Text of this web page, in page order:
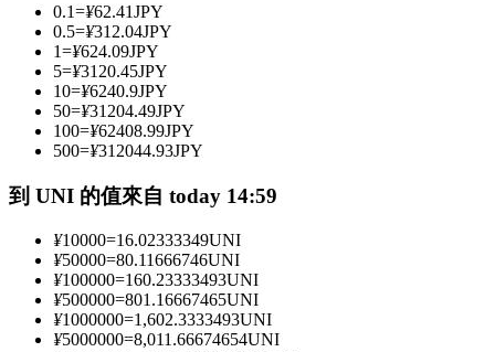
成為跟單交易員
0.1=¥62.41JPY
0.5=¥312.04JPY
1=¥624.09JPY
5=¥3120.45JPY
10=¥6240.9JPY
50=¥31204.49JPY
100=¥62408.99JPY
500=¥312044.93JPY
到 UNI 的值來自 today 14:59
¥10000=16.02333349UNI
¥50000=80.11666746UNI
¥100000=160.23333493UNI
¥500000=801.16667465UNI
¥1000000=1,602.3333493UNI
¥5000000=8,011.66674654UNI